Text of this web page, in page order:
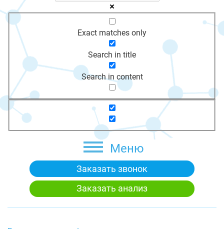
Exact matches only
Search in title
Search in content
Меню
Заказать звонок
Заказать анализ